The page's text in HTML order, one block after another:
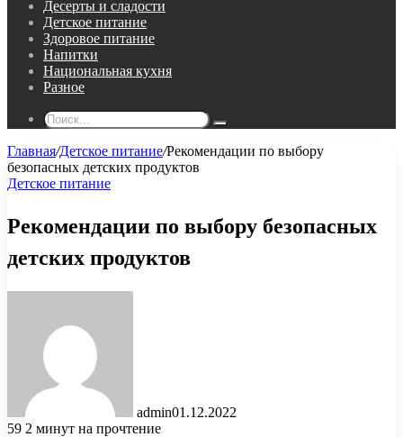
Десерты и сладости
Детское питание
Здоровое питание
Напитки
Национальная кухня
Разное
Поиск...
Главная/Детское питание/Рекомендации по выбору
безопасных детских продуктов
Детское питание
Рекомендации по выбору безопасных
детских продуктов
admin01.12.2022
59 2 минут на прочтение